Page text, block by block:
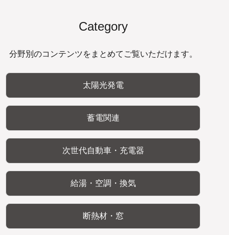
Category
分野別のコンテンツをまとめてご覧いただけます。
太陽光発電
蓄電関連
次世代自動車・充電器
給湯・空調・換気
断熱材・窓